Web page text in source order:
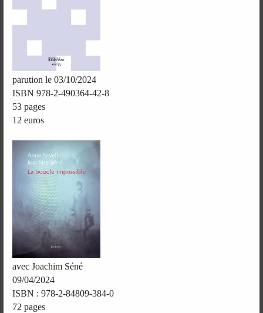
parution le 03/10/2024
ISBN 978-2-490364-42-8
53 pages
12 euros
avec Joachim Séné
09/04/2024
ISBN : 978-2-84809-384-0
72 pages